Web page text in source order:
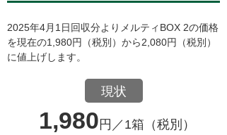
2025年4月1日回収分よりメルティBOX 2の価格
を現在の1,980円（税別）から2,080円（税別）
に値上げします。
現状
1,980 円／1箱（税別）